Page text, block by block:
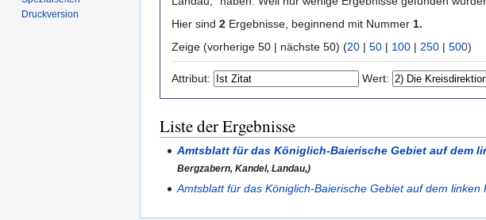
Hier sind 2 Ergebnisse, beginnend mit Nummer 1.
Zeige (vorherige 50 | nächste 50) (20 | 50 | 100 | 250 | 500)
Attribut: Wert:
Liste der Ergebnisse
Amtsblatt für das Königlich-Baierische Gebiet auf dem
Bergzabern, Kandel, Landau,)
Amtsblatt für das Königlich-Baierische Gebiet auf dem linken
Druckversion